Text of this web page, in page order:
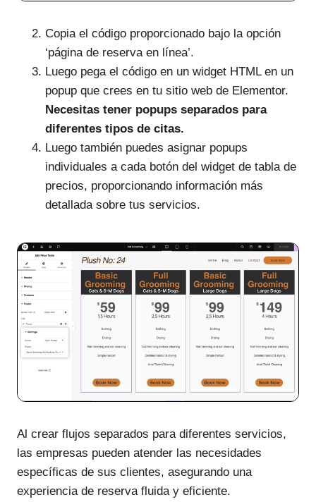
Copia el código proporcionado bajo la opción
‘página de reserva en línea’.
Luego pega el código en un widget HTML en un
popup que crees en tu sitio web de Elementor.
Necesitas tener popups separados para
diferentes tipos de citas.
Luego también puedes asignar popups
individuales a cada botón del widget de tabla de
precios, proporcionando información más
detallada sobre tus servicios.
Al crear flujos separados para diferentes servicios,
las empresas pueden atender las necesidades
específicas de sus clientes, asegurando una
experiencia de reserva fluida y eficiente.